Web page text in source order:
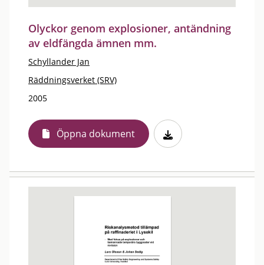
Olyckor genom explosioner, antändning
av eldfängda ämnen mm.
Schyllander Jan
Räddningsverket (SRV)
2005
Öppna dokument